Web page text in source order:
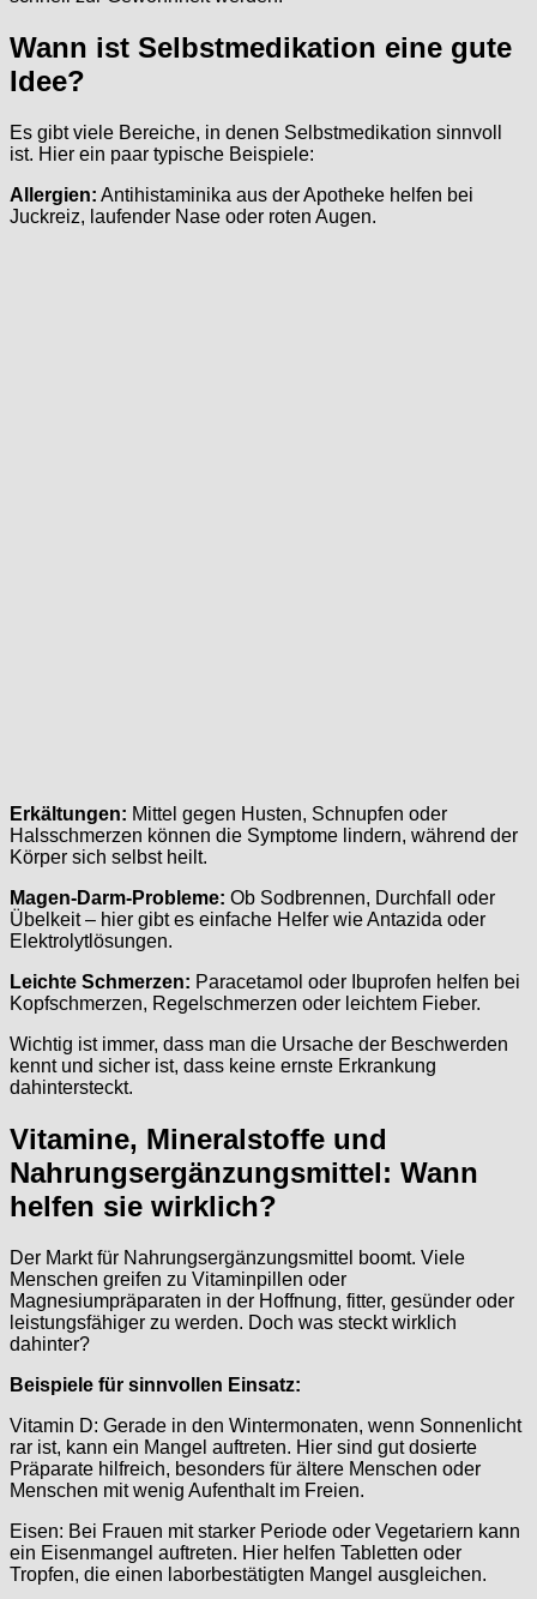
Wann ist Selbstmedikation eine gute
Idee?
Es gibt viele Bereiche, in denen Selbstmedikation sinnvoll
ist. Hier ein paar typische Beispiele:
Allergien: Antihistaminika aus der Apotheke helfen bei
Juckreiz, laufender Nase oder roten Augen.
Erkältungen: Mittel gegen Husten, Schnupfen oder
Halsschmerzen können die Symptome lindern, während der
Körper sich selbst heilt.
Magen-Darm-Probleme: Ob Sodbrennen, Durchfall oder
Übelkeit – hier gibt es einfache Helfer wie Antazida oder
Elektrolytlösungen.
Leichte Schmerzen: Paracetamol oder Ibuprofen helfen bei
Kopfschmerzen, Regelschmerzen oder leichtem Fieber.
Wichtig ist immer, dass man die Ursache der Beschwerden
kennt und sicher ist, dass keine ernste Erkrankung
dahintersteckt.
Vitamine, Mineralstoffe und
Nahrungsergänzungsmittel: Wann
helfen sie wirklich?
Der Markt für Nahrungsergänzungsmittel boomt. Viele
Menschen greifen zu Vitaminpillen oder
Magnesiumpräparaten in der Hoffnung, fitter, gesünder oder
leistungsfähiger zu werden. Doch was steckt wirklich
dahinter?
Beispiele für sinnvollen Einsatz:
Vitamin D: Gerade in den Wintermonaten, wenn Sonnenlicht
rar ist, kann ein Mangel auftreten. Hier sind gut dosierte
Präparate hilfreich, besonders für ältere Menschen oder
Menschen mit wenig Aufenthalt im Freien.
Eisen: Bei Frauen mit starker Periode oder Vegetariern kann
ein Eisenmangel auftreten. Hier helfen Tabletten oder
Tropfen, die einen laborbestätigten Mangel ausgleichen.